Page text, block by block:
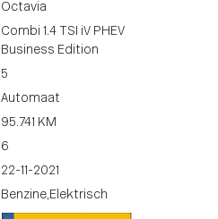
Octavia
Combi 1.4 TSI iV PHEV
Business Edition
5
Automaat
95.741 KM
6
22-11-2021
Benzine,Elektrisch